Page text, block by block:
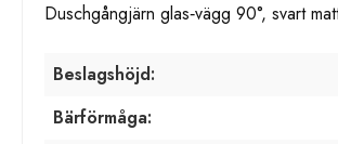
Duschgångjärn glas‑vägg 90°, svart
Beslagshöjd:
Bärförmåga: